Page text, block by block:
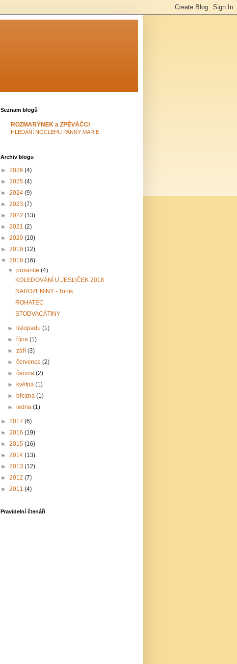
Seznam blogů
ROZMARÝNEK a ZPĚVÁČCI
HLEDÁNÍ NOCLEHU PANNY MARIE
Archiv blogu
► 2026 (4)
► 2025 (4)
► 2024 (9)
► 2023 (7)
► 2022 (13)
► 2021 (2)
► 2020 (10)
► 2019 (12)
▼ 2018 (16)
▼prosince(4)
KOLEDOVÁNÍ U JESLIČEK 2018
NAROZENINY - Tonik
ROHATEC
STODVACÁTINY
► listopadu(1)
►října(1)
►září(3)
►července(2)
►června(2)
►
května(1)
► března(1)
►
ledna(1)
► 2017 (6)
► 2016 (19)
► 2015 (16)
► 2014 (13)
► 2013 (12)
► 2012 (7)
► 2011 (4)
Pravidelní čtenáři